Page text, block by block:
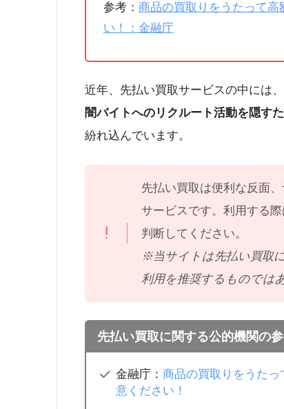
参考： 商品の買取りをうたって高
い！：金融庁
近年、先払い買取サービスの中には
闇バイトへのリクルート活動を隠すた
紛れ込んでいます。
先払い買取は便利な反面
サービスです。利用する
判断してください。
※当サイトは先払い買取
利用を推奨するものでは
先払い買取に関する公的機関の
金融庁：商品の買取りをうた
意ください！